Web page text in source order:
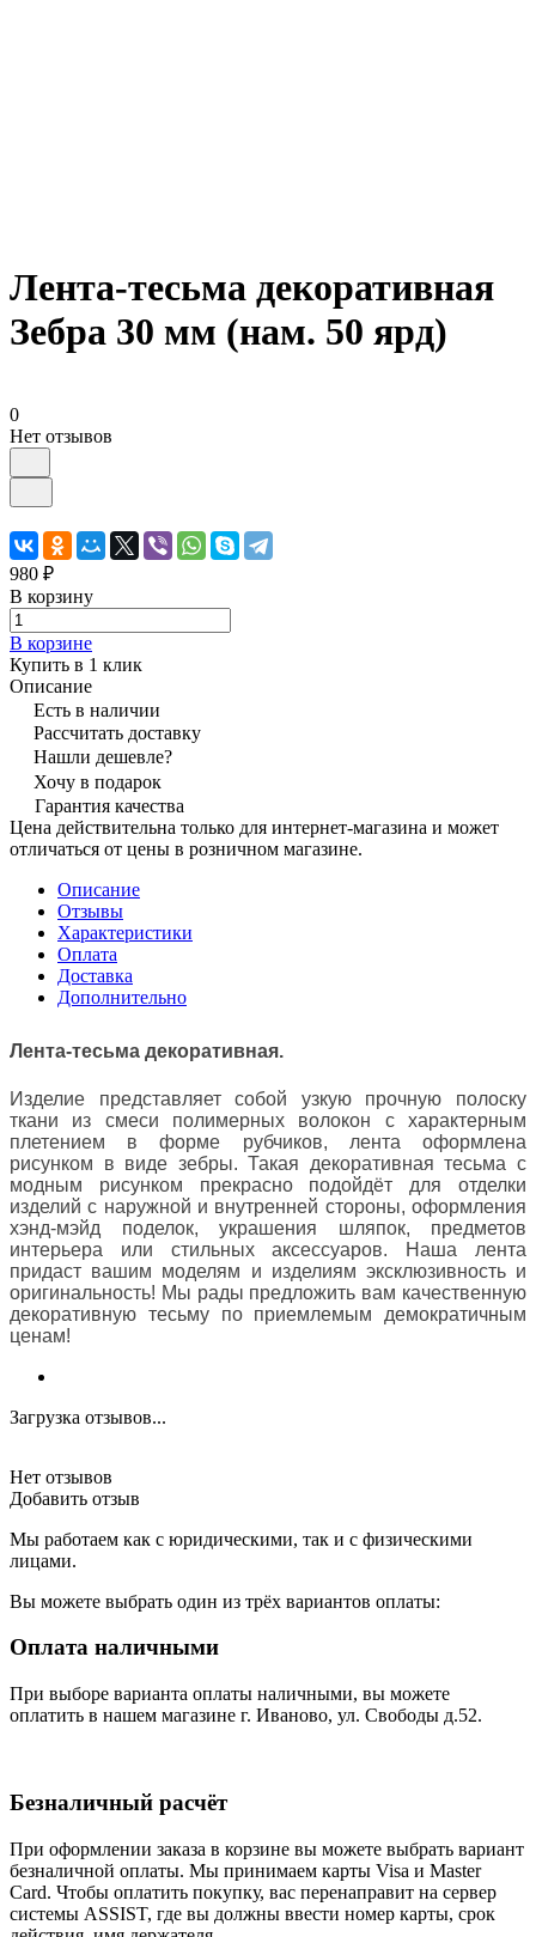
Лента-тесьма декоративная
Зебра 30 мм (нам. 50 ярд)
0
Нет отзывов
980 ₽
В корзину
В корзине
Купить в 1 клик
Описание
Есть в наличии
Рассчитать доставку
Нашли дешевле?
Хочу в подарок
Гарантия качества
Цена действительна только для интернет-магазина и может
отличаться от цены в розничном магазине.
Описание
Отзывы
Характеристики
Оплата
Доставка
Дополнительно
Лента-тесьма декоративная.
Изделие представляет собой узкую прочную полоску
ткани из смеси полимерных волокон с характерным
плетением в форме рубчиков, лента оформлена
рисунком в виде зебры. Такая декоративная тесьма с
модным рисунком прекрасно подойдёт для отделки
изделий с наружной и внутренней стороны, оформления
хэнд-мэйд поделок, украшения шляпок, предметов
интерьера или стильных аксессуаров. Наша лента
придаст вашим моделям и изделиям эксклюзивность и
оригинальность! Мы рады предложить вам качественную
декоративную тесьму по приемлемым демократичным
ценам!
Загрузка отзывов...
Нет отзывов
Добавить отзыв
Мы работаем как с юридическими, так и с физическими
лицами.
Вы можете выбрать один из трёх вариантов оплаты:
Оплата наличными
При выборе варианта оплаты наличными, вы можете
оплатить в нашем магазине г. Иваново, ул. Свободы д.52.
Безналичный расчёт
При оформлении заказа в корзине вы можете выбрать вариант
безналичной оплаты. Мы принимаем карты Visa и Master
Card. Чтобы оплатить покупку, вас перенаправит на сервер
системы ASSIST, где вы должны ввести номер карты, срок